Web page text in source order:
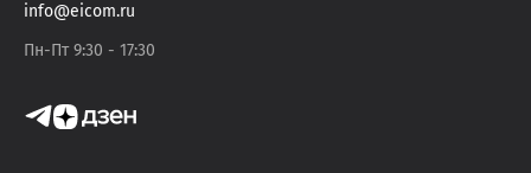
info@eicom.ru
Пн-Пт 9:30 - 17:30